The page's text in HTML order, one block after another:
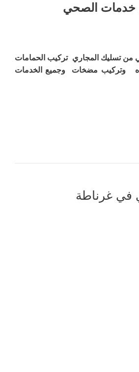
خدمات الصحي
تسليك المجاري تركيب الحمامات
وتركيب مضخات وجميع الخدمات
في غرناطة